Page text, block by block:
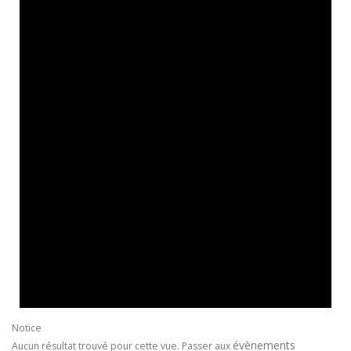
Notice
Aucun résultat trouvé pour cette vue. Passer aux évènements